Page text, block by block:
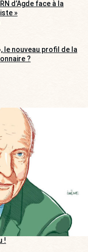
d’Agde face à la
»
le nouveau profil de la
?
!